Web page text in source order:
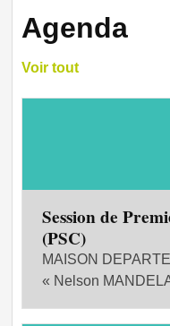
Agenda
Voir tout
Session de
(PSC)
MAISON
« Nelson